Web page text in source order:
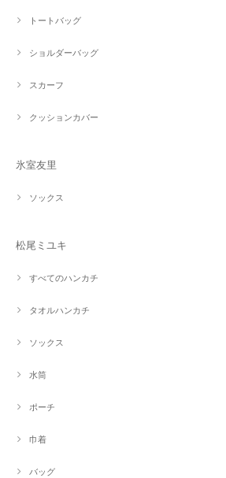
トートバッグ
ショルダーバッグ
スカーフ
クッションカバー
氷室友里
ソックス
松尾ミユキ
すべてのハンカチ
タオルハンカチ
ソックス
水筒
ポーチ
巾着
バッグ